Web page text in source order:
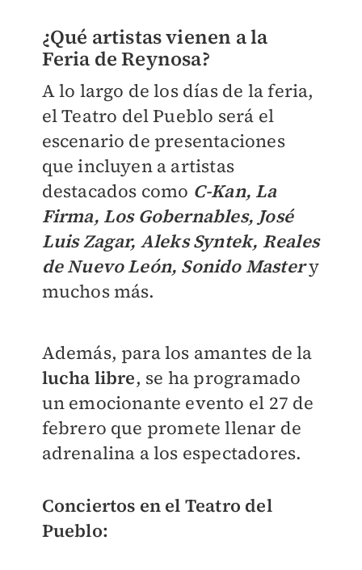
¿Qué artistas vienen a la
Feria de Reynosa?
A lo largo de los días de la feria,
el Teatro del Pueblo será el
escenario de presentaciones
que incluyen a artistas
destacados como C-Kan, La
Firma, Los Gobernables, José
Luis Zagar, Aleks Syntek, Reales
de Nuevo León, Sonido Mastery
muchos más.
Además, para los amantes de la
lucha libre, se ha programado
un emocionante evento el 27 de
febrero que promete llenar de
adrenalina a los espectadores.
Conciertos en el Teatro del
Pueblo: